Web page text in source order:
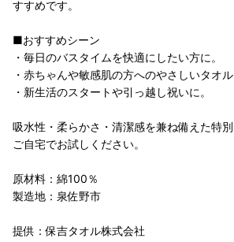
すすめです。
■おすすめシーン
・毎日のバスタイムを快適にしたい方に。
・赤ちゃんや敏感肌の方へのやさしいタオル
・新生活のスタートや引っ越し祝いに。
吸水性・柔らかさ・清潔感を兼ね備えた特
ご自宅でお試しください。
原材料：綿100％
製造地：泉佐野市
提供：保吉タオル株式会社